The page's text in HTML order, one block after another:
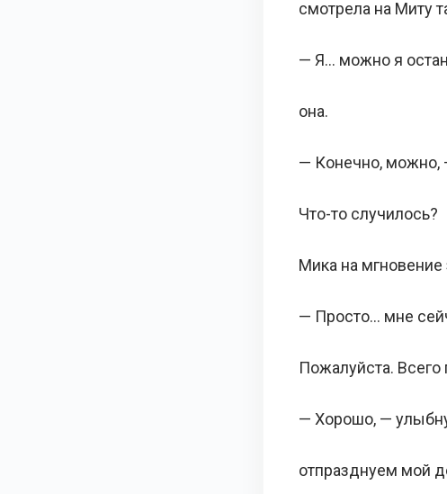
смотрела на Миту
— Я… можно я
она.
— Конечно, можно,
Что-то случилось?
Мика на мгновение
— Просто… мне
Пожалуйста. Всего
— Хорошо, —
отпразднуем мой